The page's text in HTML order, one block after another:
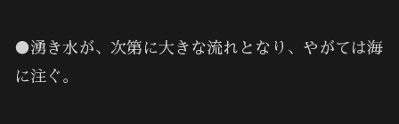
●湧き水が、次第に大きな流れとなり、やがては海
に注ぐ。